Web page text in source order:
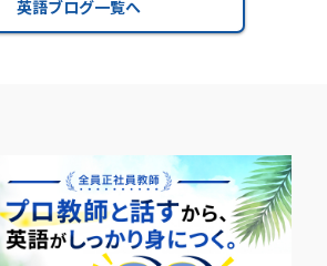
英語ブログ一覧へ